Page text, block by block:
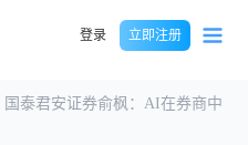
登录 立即注册
国泰君安证券俞枫：AI在券商中